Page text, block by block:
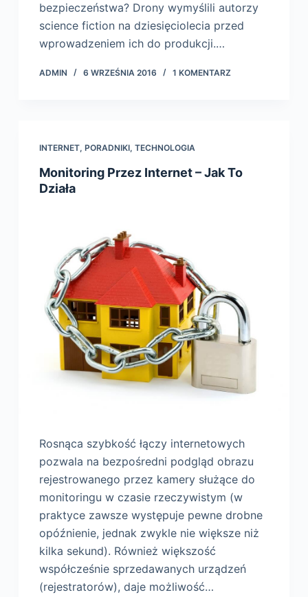
bezpieczeństwa? Drony wymyślili autorzy
science fiction na dziesięciolecia przed
wprowadzeniem ich do produkcji.…
ADMIN 6 WRZEŚNIA 2016 1 KOMENTARZ
INTERNET, PORADNIKI, TECHNOLOGIA
Monitoring Przez Internet – Jak To
Działa
Rosnąca szybkość łączy internetowych
pozwala na bezpośredni podgląd obrazu
rejestrowanego przez kamery służące do
monitoringu w czasie rzeczywistym (w
praktyce zawsze występuje pewne drobne
opóźnienie, jednak zwykle nie większe niż
kilka sekund). Również większość
współcześnie sprzedawanych urządzeń
(rejestratorów), daje możliwość…